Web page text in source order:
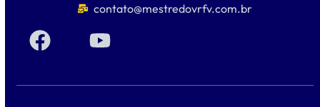
contato@mestredovrfv.com.br